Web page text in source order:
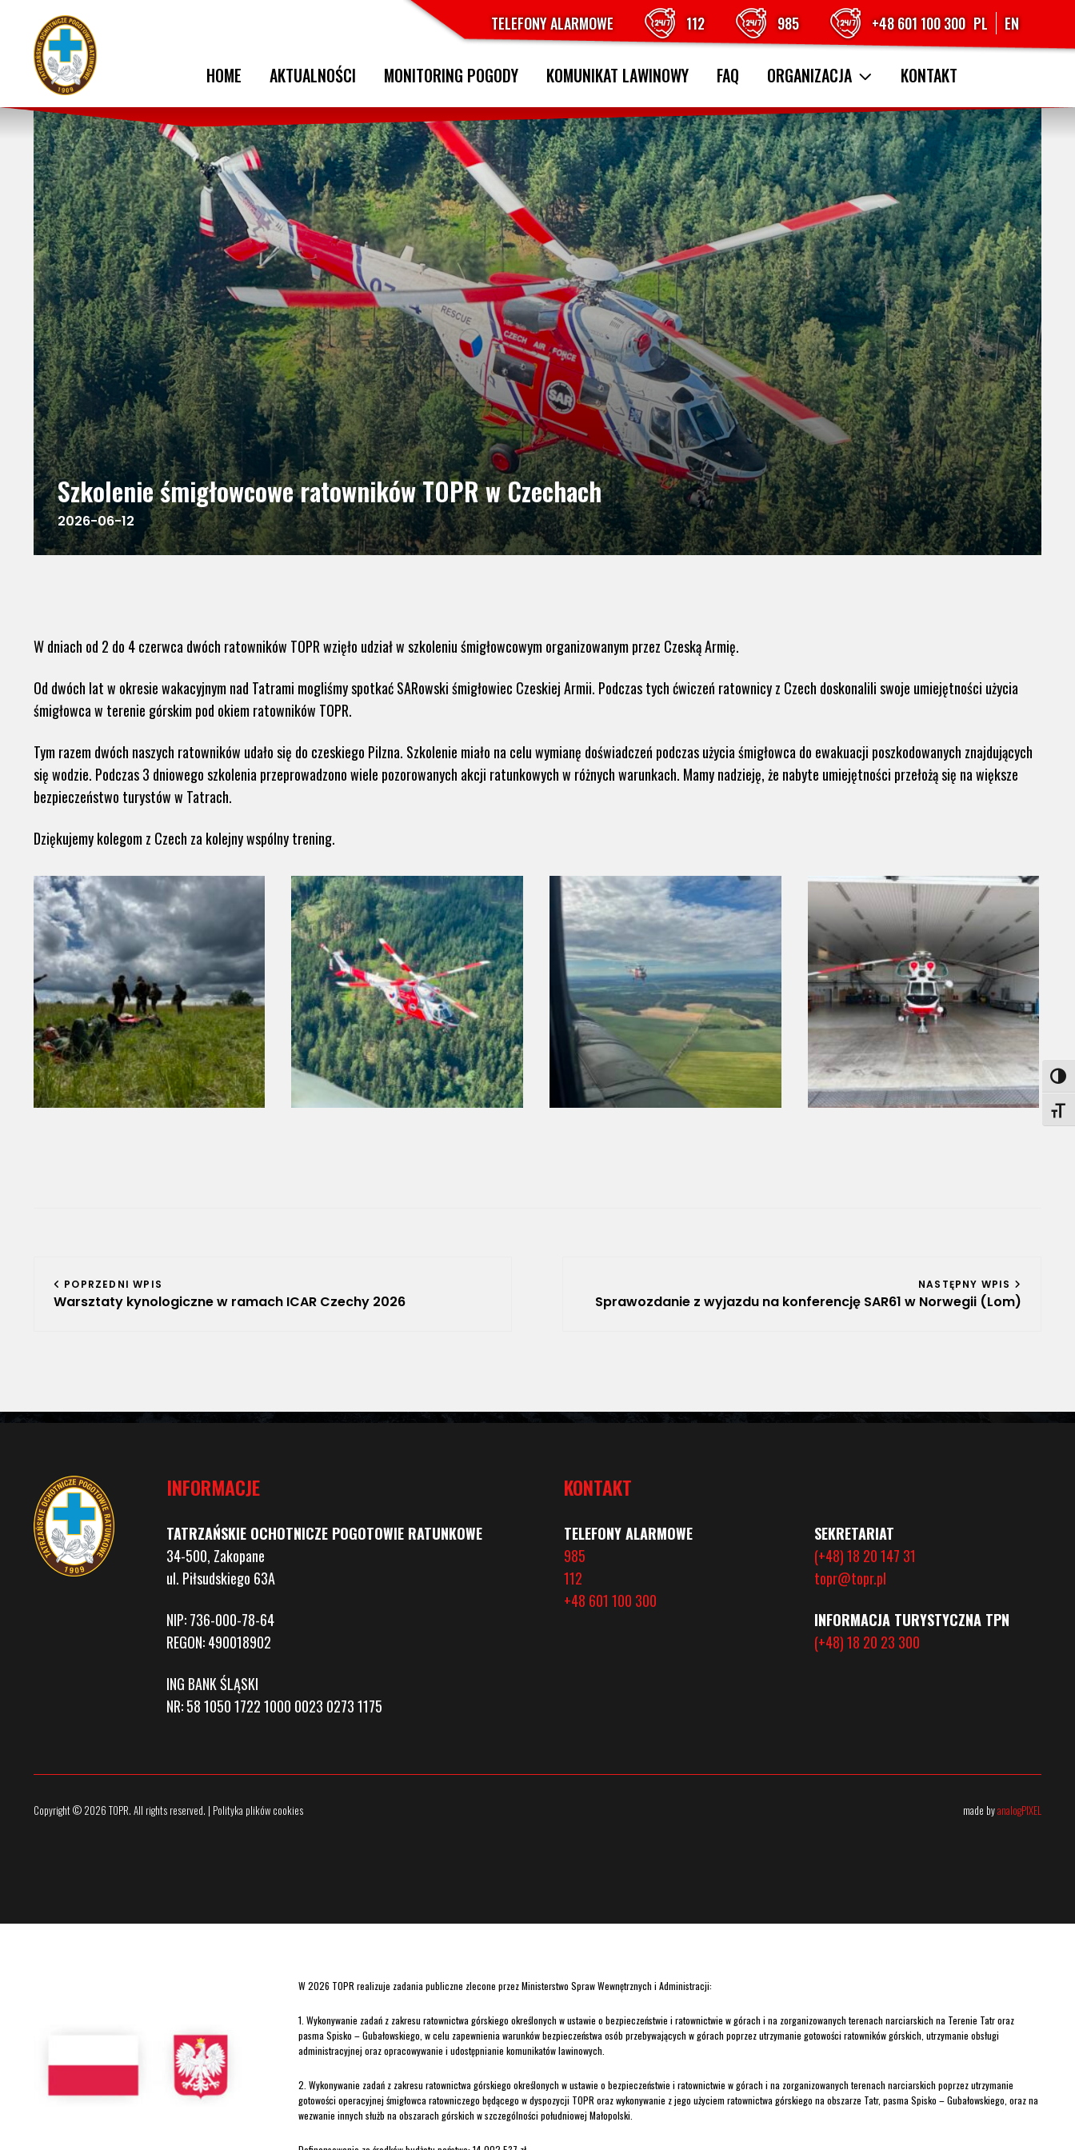
TELEFONY ALARMOWE 112 985 +48 601 100 300 PL EN
HOME AKTUALNOŚCI MONITORING POGODY KOMUNIKAT LAWINOWY FAQ ORGANIZACJA KONTAKT
Szkolenie śmigłowcowe ratowników TOPR w Czechach
2026-06-12
W dniach od 2 do 4 czerwca dwóch ratowników TOPR wzięło udział w szkoleniu śmigłowcowym organizowanym przez Czeską Armię.
Od dwóch lat w okresie wakacyjnym nad Tatrami mogliśmy spotkać SARowski śmigłowiec Czeskiej Armii. Podczas tych ćwiczeń ratownicy z Czech doskonalili swoje umiejętności użycia
śmigłowca w terenie górskim pod okiem ratowników TOPR.
Tym razem dwóch naszych ratowników udało się do czeskiego Pilzna. Szkolenie miało na celu wymianę doświadczeń podczas użycia śmigłowca do ewakuacji poszkodowanych znajdujących
się wodzie. Podczas 3 dniowego szkolenia przeprowadzono wiele pozorowanych akcji ratunkowych w różnych warunkach. Mamy nadzieję, że nabyte umiejętności przełożą się na większe
bezpieczeństwo turystów w Tatrach.
Dziękujemy kolegom z Czech za kolejny wspólny trening.
Nawigacja
wpisu
POPRZEDNI WPIS
Warsztaty kynologiczne w ramach ICAR Czechy 2026
NASTĘPNY WPIS
Sprawozdanie z wyjazdu na konferencję SAR61 w Norwegii (Lom)
INFORMACJE
TATRZAŃSKIE OCHOTNICZE POGOTOWIE RATUNKOWE
34-500, Zakopane
ul. Piłsudskiego 63A
NIP: 736-000-78-64
REGON: 490018902
ING BANK ŚLĄSKI
NR: 58 1050 1722 1000 0023 0273 1175
KONTAKT
TELEFONY ALARMOWE
985
112
+48 601 100 300
SEKRETARIAT
(+48) 18 20 147 31
topr@topr.pl
INFORMACJA TURYSTYCZNA TPN
(+48) 18 20 23 300
Copyright © 2026 TOPR. All rights reserved. | Polityka plików cookies made byanalogPIXEL
W 2026 TOPR realizuje zadania publiczne zlecone przez Ministerstwo Spraw Wewnętrznych i Administracji:
1. Wykonywanie zadań z zakresu ratownictwa górskiego określonych w ustawie o bezpieczeństwie i ratownictwie w górach i na zorganizowanych terenach narciarskich na Terenie Tatr oraz
pasma Spisko – Gubałowskiego, w celu zapewnienia warunków bezpieczeństwa osób przebywających w górach poprzez utrzymanie gotowości ratowników górskich, utrzymanie obsługi
administracyjnej oraz opracowywanie i udostępnianie komunikatów lawinowych.
2. Wykonywanie zadań z zakresu ratownictwa górskiego określonych w ustawie o bezpieczeństwie i ratownictwie w górach i na zorganizowanych terenach narciarskich poprzez utrzymanie
gotowości operacyjnej śmigłowca ratowniczego będącego w dyspozycji TOPR oraz wykonywanie z jego użyciem ratownictwa górskiego na obszarze Tatr, pasma Spisko – Gubałowskiego, oraz na
wezwanie innych służb na obszarach górskich w szczególności południowej Małopolski.